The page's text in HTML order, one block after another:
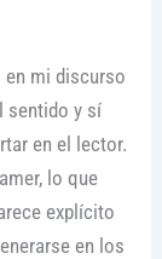
mi discurso
sentido y sí
en el lector.
lo que
explícito
en los